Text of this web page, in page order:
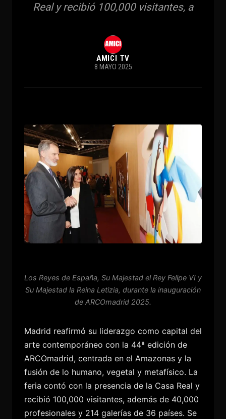
Real y recibió 100,000 visitantes, a
AMICI TV
8 MAYO 2025
Los Reyes de España, Su Majestad el Rey Felipe VI y
Su Majestad la Reina Letizia, durante la inauguración
de ARCOmadrid 2025.
Madrid reafirmó su liderazgo como capital del
arte contemporáneo con la 44ª edición de
ARCOmadrid, centrada en el Amazonas y la
fusión de lo humano, vegetal y metafísico. La
feria contó con la presencia de la Casa Real y
recibió 100,000 visitantes, además de 40,000
profesionales y 214 galerías de 36 países. Se